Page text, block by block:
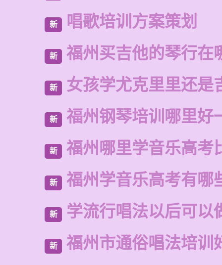
新 唱歌培训方案策划
新 福州买吉他的琴行在
新 女孩学尤克里里还是
新 福州钢琴培训哪里好
新 福州哪里学音乐高考
新 福州学音乐高考有哪
新 学流行唱法以后可以
新 福州市通俗唱法培训